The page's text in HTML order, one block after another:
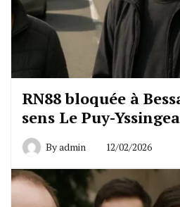
RN88 bloquée à
sens Le Puy-
Byadmin 12/02/2026